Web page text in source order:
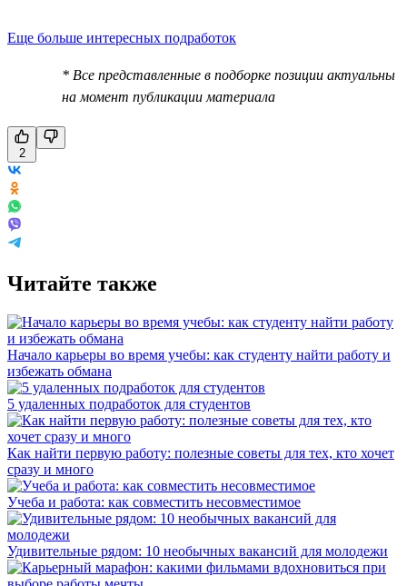
Еще больше интересных подработок
* Все представленные в подборке позиции актуальны
на момент публикации материала
2
Читайте также
Начало карьеры во время учебы: как студенту найти работу и
избежать обмана
5 удаленных подработок для студентов
Как найти первую работу: полезные советы для тех, кто хочет
сразу и много
Учеба и работа: как совместить несовместимое
Удивительные рядом: 10 необычных вакансий для молодежи